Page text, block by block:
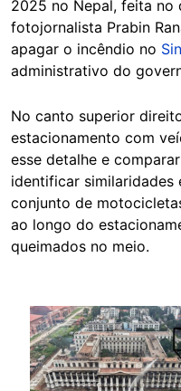
2025 no Nepal, feita no
fotojornalista Prabin
apagar o incêndio no
administrativo do
No canto superior
estacionamento com
esse detalhe e
identificar similaridades
conjunto de
ao longo do
queimados no meio.
Image